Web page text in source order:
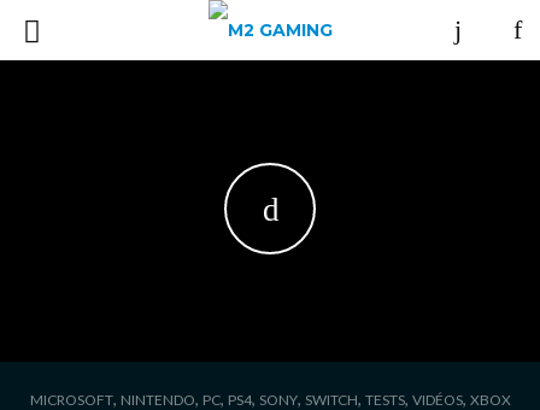
MICROSOFT, NINTENDO, PC, PS4, SONY, SWITCH, TESTS, VIDÉOS, XBOX